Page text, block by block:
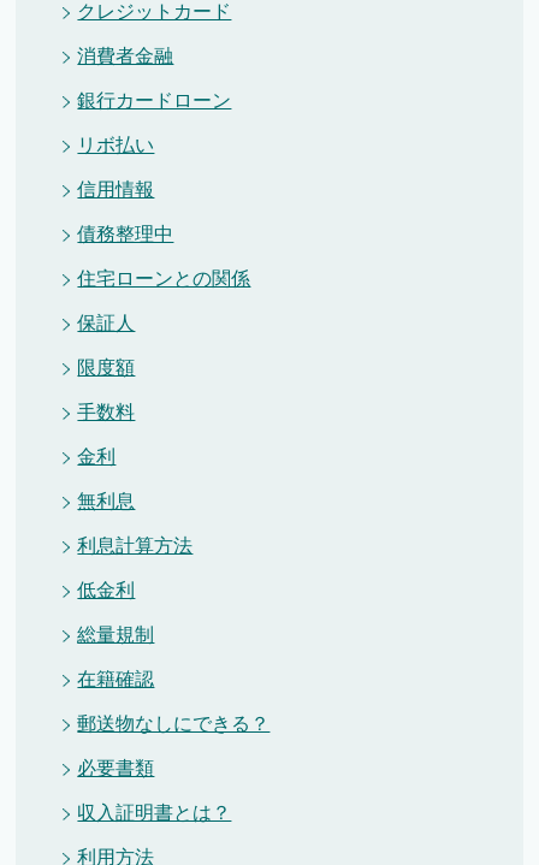
クレジットカード
消費者金融
銀行カードローン
リボ払い
信用情報
債務整理中
住宅ローンとの関係
保証人
限度額
手数料
金利
無利息
利息計算方法
低金利
総量規制
在籍確認
郵送物なしにできる？
必要書類
収入証明書とは？
利用方法